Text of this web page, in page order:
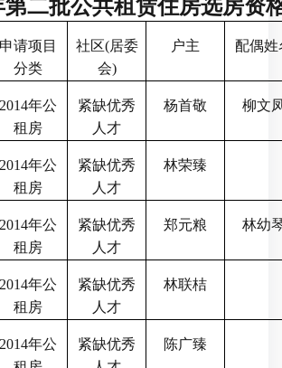
第二批公共租赁住房选房资
申请项目
分类
社区(居委
会)
户主 配偶姓
2014年公
租房
紧缺优秀
人才
杨首敬 柳文
2014年公
租房
紧缺优秀
人才
林荣臻
2014年公
租房
紧缺优秀
人才
郑元粮 林幼
2014年公
租房
紧缺优秀
人才
林联桔
2014年公
紧缺优秀
陈广臻